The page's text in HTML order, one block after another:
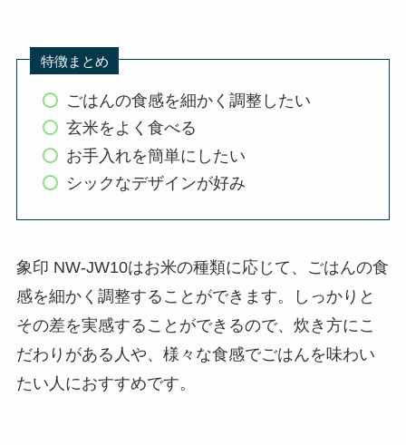
特徴まとめ
ごはんの食感を細かく調整したい
玄米をよく食べる
お手入れを簡単にしたい
シックなデザインが好み
象印 NW-JW10はお米の種類に応じて、ごはんの食
感を細かく調整することができます。しっかりと
その差を実感することができるので、炊き方にこ
だわりがある人や、様々な食感でごはんを味わい
たい人におすすめです。